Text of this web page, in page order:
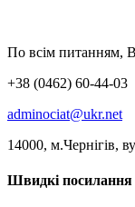
По всім питанням,
+38 (0462) 60-44-03
adminociat@ukr.net
14000, м.Чернігів,
Швидкі посилання